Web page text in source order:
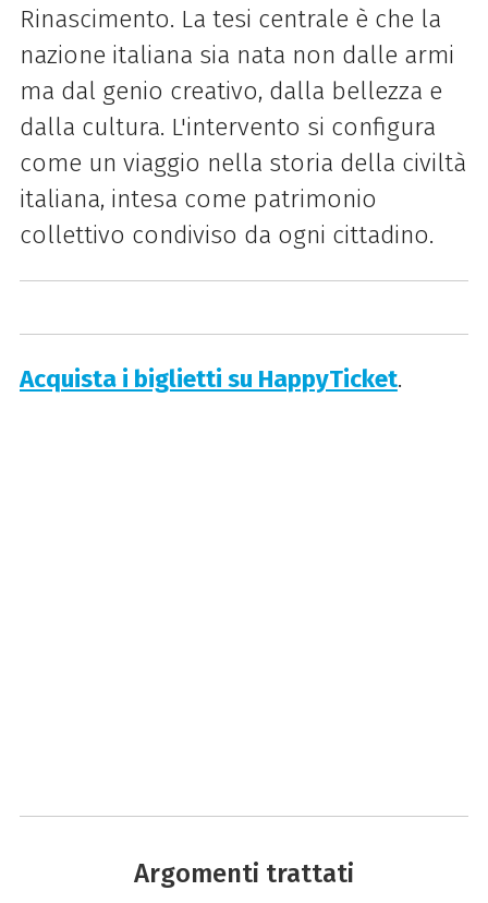
Rinascimento. La tesi centrale è che la
nazione italiana sia nata non dalle armi
ma dal genio creativo, dalla bellezza e
dalla cultura. L'intervento si configura
come un viaggio nella storia della civiltà
italiana, intesa come patrimonio
collettivo condiviso da ogni cittadino.
Acquista i biglietti su HappyTicket.
Argomenti trattati